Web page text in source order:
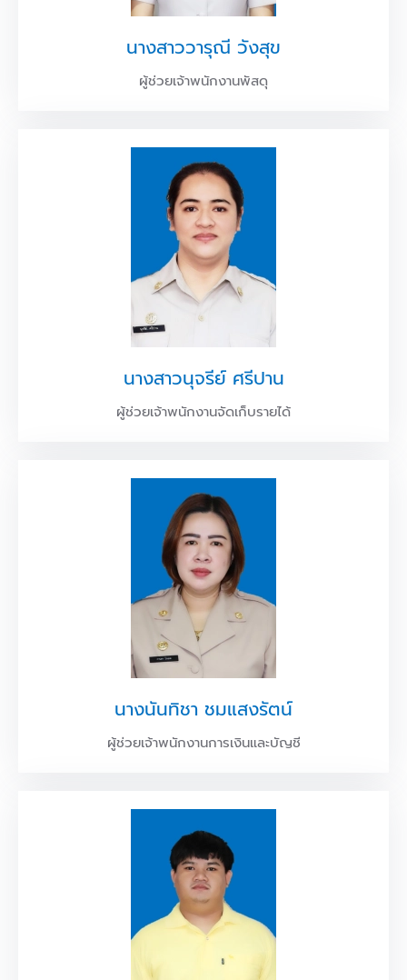
นางสาววารุณี วังสุข
ผู้ช่วยเจ้าพนักงานพัสดุ
นางสาวนุจรีย์ ศรีปาน
ผู้ช่วยเจ้าพนักงานจัดเก็บรายได้
นางนันทิชา ชมแสงรัตน์
ผู้ช่วยเจ้าพนักงานการเงินและบัญชี